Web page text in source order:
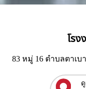
โรง
83 หมู่ 16 ตำบลตาเบ